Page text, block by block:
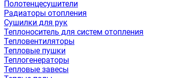
Полотенцесушители
Радиаторы отопления
Сушилки для рук
Теплоноситель для систем отопления
Тепловентиляторы
Тепловые пушки
Теплогенераторы
Тепловые завесы